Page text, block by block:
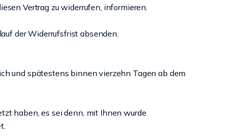
Vertrag zu widerrufen, informieren.
der Widerrufsfrist absenden.
und spätestens binnen vierzehn Tagen ab dem
haben, es sei denn, mit Ihnen wurde